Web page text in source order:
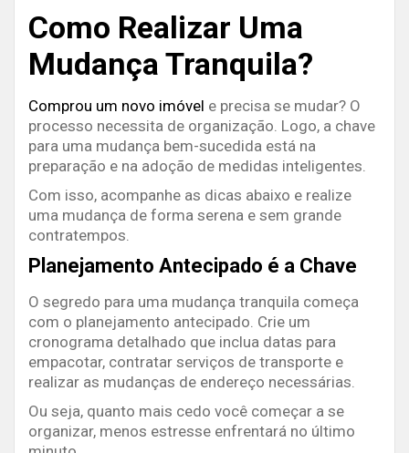
Como Realizar Uma
Mudança Tranquila?
Comprou um novo imóvel e precisa se mudar? O
processo necessita de organização. Logo, a chave
para uma mudança bem-sucedida está na
preparação e na adoção de medidas inteligentes.
Com isso, acompanhe as dicas abaixo e realize
uma mudança de forma serena e sem grande
contratempos.
Planejamento Antecipado é a Chave
O segredo para uma mudança tranquila começa
com o planejamento antecipado. Crie um
cronograma detalhado que inclua datas para
empacotar, contratar serviços de transporte e
realizar as mudanças de endereço necessárias.
Ou seja, quanto mais cedo você começar a se
organizar, menos estresse enfrentará no último